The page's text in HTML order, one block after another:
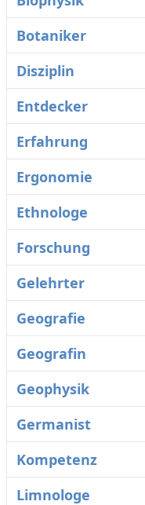
Botaniker
Disziplin
Entdecker
Erfahrung
Ergonomie
Ethnologe
Forschung
Gelehrter
Geografie
Geografin
Geophysik
Germanist
Kompetenz
Limnologe